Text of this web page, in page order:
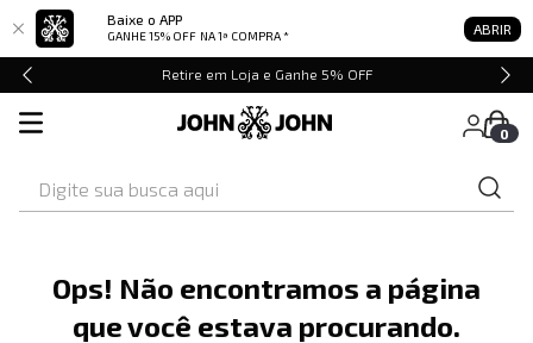
Baixe o APP
GANHE 15% OFF NA 1ª COMPRA * ABRIR
Retire em Loja e Ganhe 5% OFF
0
Ops! Não encontramos a página
que você estava procurando.